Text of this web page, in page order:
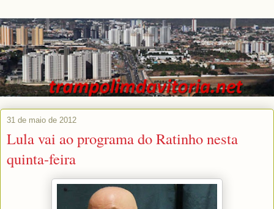
31 de maio de 2012
Lula vai ao programa do Ratinho nesta
quinta-feira